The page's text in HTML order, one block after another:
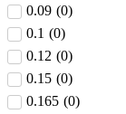
0.09 (0)
0.1 (0)
0.12 (0)
0.15 (0)
0.165 (0)